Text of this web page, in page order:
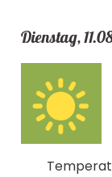
Dienstag,